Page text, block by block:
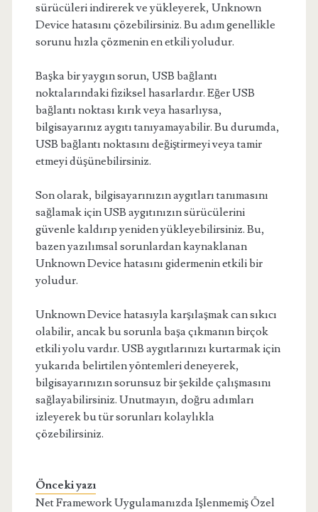
sürücüleri indirerek ve yükleyerek, Unknown
Device hatasını çözebilirsiniz. Bu adım genellikle
sorunu hızla çözmenin en etkili yoludur.
Başka bir yaygın sorun, USB bağlantı
noktalarındaki fiziksel hasarlardır. Eğer USB
bağlantı noktası kırık veya hasarlıysa,
bilgisayarınız aygıtı tanıyamayabilir. Bu durumda,
USB bağlantı noktasını değiştirmeyi veya tamir
etmeyi düşünebilirsiniz.
Son olarak, bilgisayarınızın aygıtları tanımasını
sağlamak için USB aygıtınızın sürücülerini
güvenle kaldırıp yeniden yükleyebilirsiniz. Bu,
bazen yazılımsal sorunlardan kaynaklanan
Unknown Device hatasını gidermenin etkili bir
yoludur.
Unknown Device hatasıyla karşılaşmak can sıkıcı
olabilir, ancak bu sorunla başa çıkmanın birçok
etkili yolu vardır. USB aygıtlarınızı kurtarmak için
yukarıda belirtilen yöntemleri deneyerek,
bilgisayarınızın sorunsuz bir şekilde çalışmasını
sağlayabilirsiniz. Unutmayın, doğru adımları
izleyerek bu tür sorunları kolaylıkla
çözebilirsiniz.
Önceki yazı
Net Framework Uygulamanızda Işlenmemiş Özel